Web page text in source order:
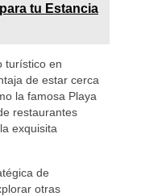
tu Estancia
turístico en
de estar cerca
la famosa Playa
restaurantes
exquisita
de
otras